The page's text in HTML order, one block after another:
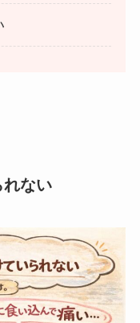
れない